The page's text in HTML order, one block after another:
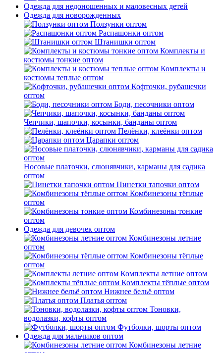
Одежда для недоношенных и маловесных детей
Одежда для новорожденных
Ползунки оптом
Распашонки оптом
Штанишки оптом
Комплекты и
костюмы тонкие оптом
Комплекты и
костюмы теплые оптом
Кофточки, рубашечки
оптом
Боди, песочники оптом
Чепчики, шапочки, косынки, банданы оптом
Пелёнки, клеёнки оптом
Царапки оптом
Носовые платочки, слюнявчики, карманы для садика
оптом
Пинетки тапочки оптом
Комбинезоны тёплые
оптом
Комбинезоны тонкие
оптом
Одежда для девочек оптом
Комбинезоны летние
оптом
Комбинезоны тёплые
оптом
Комплекты летние оптом
Комплекты тёплые оптом
Нижнее бельё оптом
Платья оптом
Тоновки,
водолазки, кофты оптом
Футболки, шорты оптом
Одежда для мальчиков оптом
Комбинезоны летние